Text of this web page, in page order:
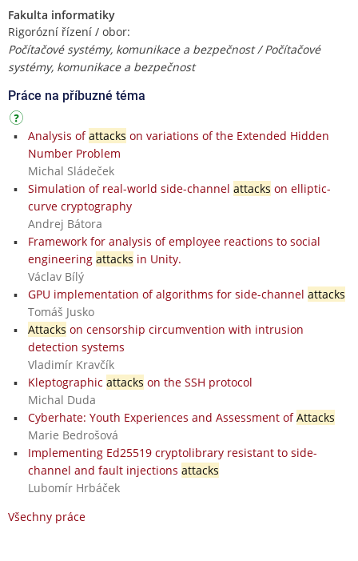
Fakulta informatiky
Rigorózní řízení / obor:
Počítačové systémy, komunikace a bezpečnost / Počítačové
systémy, komunikace a bezpečnost
Práce na příbuzné téma
Analysis ofattacks on variations of the Extended Hidden
Number Problem
Michal Sládeček
Simulation of real-world side-channel attacks on elliptic-
curve cryptography
Andrej Bátora
Framework for analysis of employee reactions to social
engineering attacks in Unity.
Václav Bílý
GPU implementation of algorithms for side-channel attacks
Tomáš Jusko
Attacks on censorship circumvention with intrusion
detection systems
Vladimír Kravčík
Kleptographic attacks on the SSH protocol
Michal Duda
Cyberhate: Youth Experiences and Assessment ofAttacks
Marie Bedrošová
Implementing Ed25519 cryptolibrary resistant to side-
channel and fault injections attacks
Lubomír Hrbáček
Všechny práce